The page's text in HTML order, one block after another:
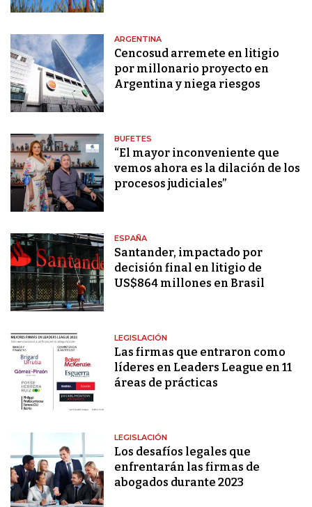
ARGENTINA
Cencosud arremete en litigio
por millonario proyecto en
Argentina y niega riesgos
BUFETES
“El mayor inconveniente que
vemos ahora es la dilación de los
procesos judiciales”
ESPAÑA
Santander, impactado por
decisión final en litigio de
US$864 millones en Brasil
LEGISLACIÓN
Las firmas que entraron como
líderes en Leaders League en 11
áreas de prácticas
LEGISLACIÓN
Los desafíos legales que
enfrentarán las firmas de
abogados durante 2023